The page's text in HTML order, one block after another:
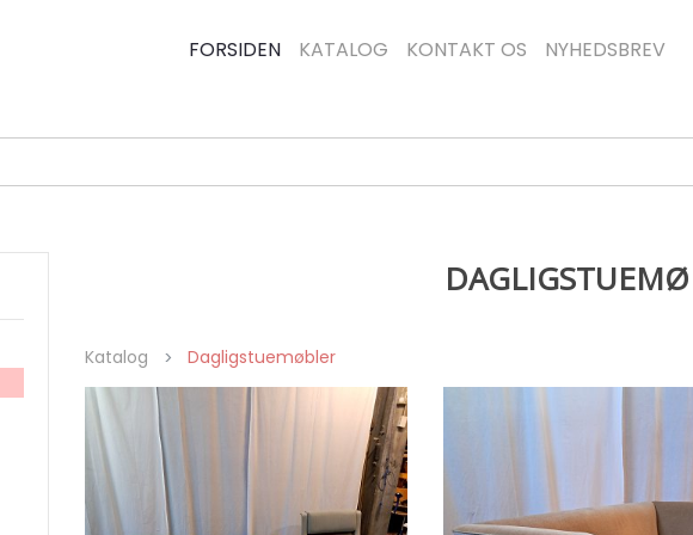
FORSIDEN KATALOG KONTAKT OS NYHEDSBREV
Katalog Dagligstuemøbler